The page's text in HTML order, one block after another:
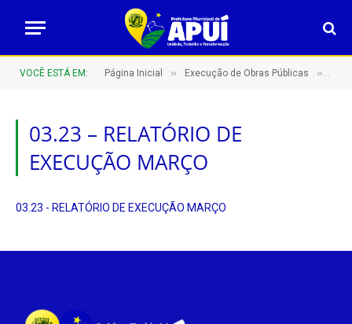
VOCÊ ESTÁ EM: Página Inicial » Execução de Obras Públicas »
03.23 – RELATÓRIO DE
EXECUÇÃO MARÇO
03.23 - RELATÓRIO DE EXECUÇÃO MARÇO